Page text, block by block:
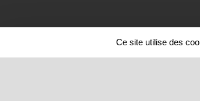
Ce site utilise des